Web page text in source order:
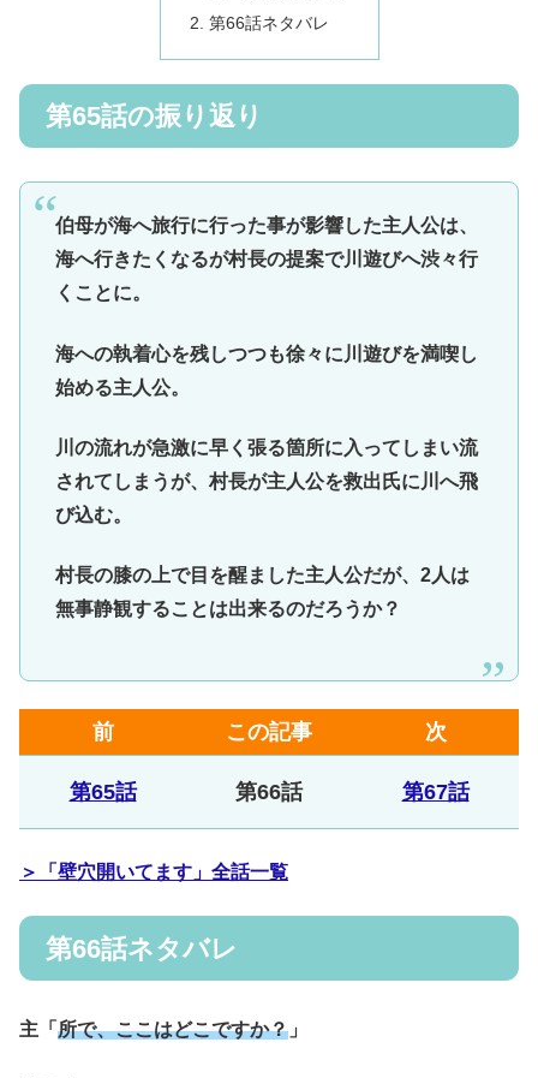
第66話ネタバレ
第65話の振り返り
伯母が海へ旅行に行った事が影響した主人公は、
海へ行きたくなるが村長の提案で川遊びへ渋々行
くことに。
海への執着心を残しつつも徐々に川遊びを満喫し
始める主人公。
川の流れが急激に早く張る箇所に入ってしまい流
されてしまうが、村長が主人公を救出氏に川へ飛
び込む。
村長の膝の上で目を醒ました主人公だが、2人は
無事静観することは出来るのだろうか？
前 この記事 次
第65話 第66話 第67話
＞「壁穴開いてます」全話一覧
第66話ネタバレ
主「 所で、ここはどこですか？ 」